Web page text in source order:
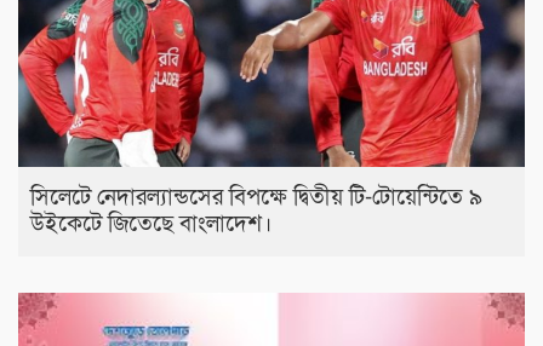
সিলেটে নেদারল্যান্ডসের বিপক্ষে দ্বিতীয় টি-টোয়েন্টিতে ৯
উইকেটে জিতেছে বাংলাদেশ।